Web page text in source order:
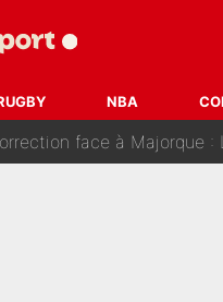
NBA
France : «Je n'aurais
l'OM : Frank McCourt va
à Majorque : Luis